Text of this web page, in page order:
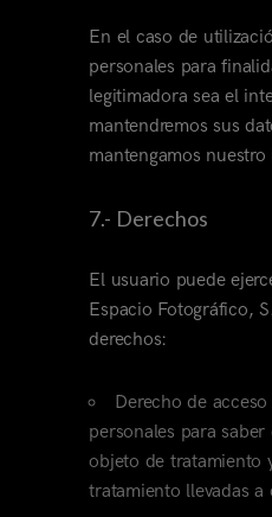
En el caso de
personales para
legitimadora sea el
mantendremos sus
mantengamos
7.- Derechos
El usuario puede
Espacio Fotográfico,
derechos:
Derecho de
personales para
objeto de tratamiento
tratamiento llevadas a